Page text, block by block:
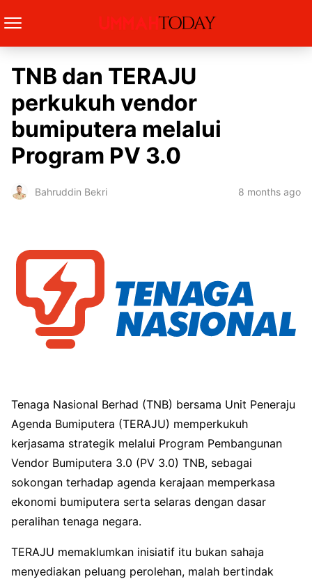
TNB dan TERAJU
perkukuh vendor
bumiputera melalui
Program PV 3.0
Bahruddin Bekri 8 months ago
Tenaga Nasional Berhad (TNB) bersama Unit Peneraju
Agenda Bumiputera (TERAJU) memperkukuh
kerjasama strategik melalui Program Pembangunan
Vendor Bumiputera 3.0 (PV 3.0) TNB, sebagai
sokongan terhadap agenda kerajaan memperkasa
ekonomi bumiputera serta selaras dengan dasar
peralihan tenaga negara.
TERAJU memaklumkan inisiatif itu bukan sahaja
menyediakan peluang perolehan, malah bertindak